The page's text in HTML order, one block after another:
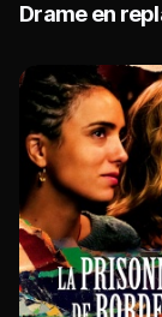
Drame en